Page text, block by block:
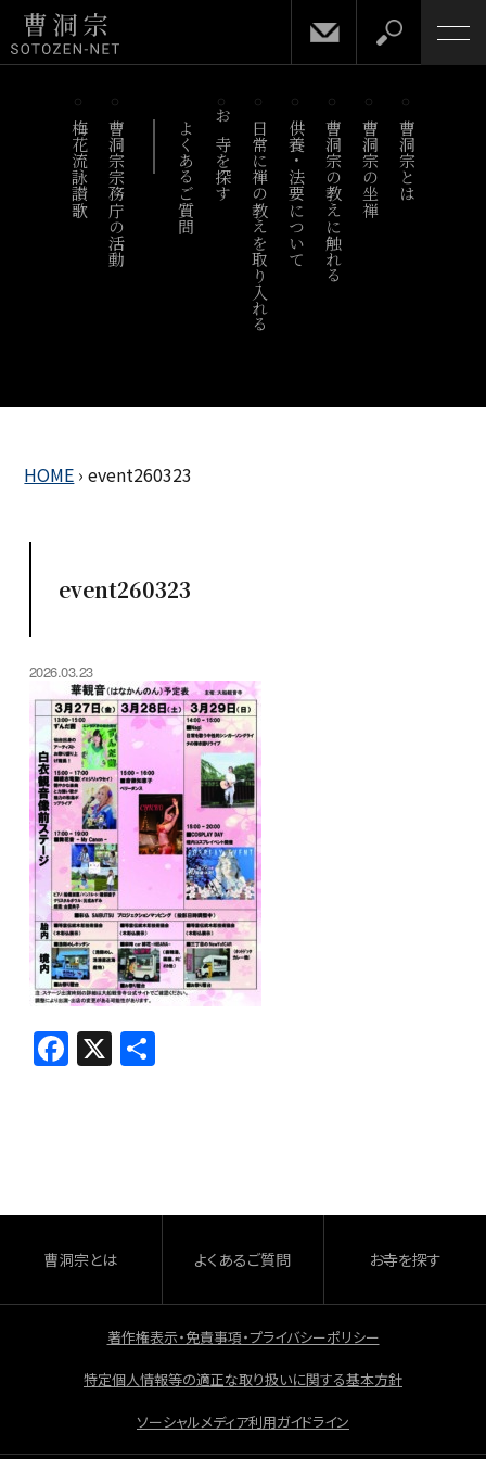
梅花流詠讃歌 曹洞宗宗務庁の活動 よくあるご質問 お寺を探す 日常に禅の教えを取り入れる供養・法要について曹洞宗の教えに触れる 曹洞宗の坐禅 曹洞宗とは
HOME › event260323
event260323
2026.03.23
F
a
o
o
k
X 共
曹洞宗とは よくあるご質問 お寺を探す
著作権表示・免責事項・プライバシーポリシー
特定個人情報等の適正な取り扱いに関する基本方針
ソーシャルメディア利用ガイドライン